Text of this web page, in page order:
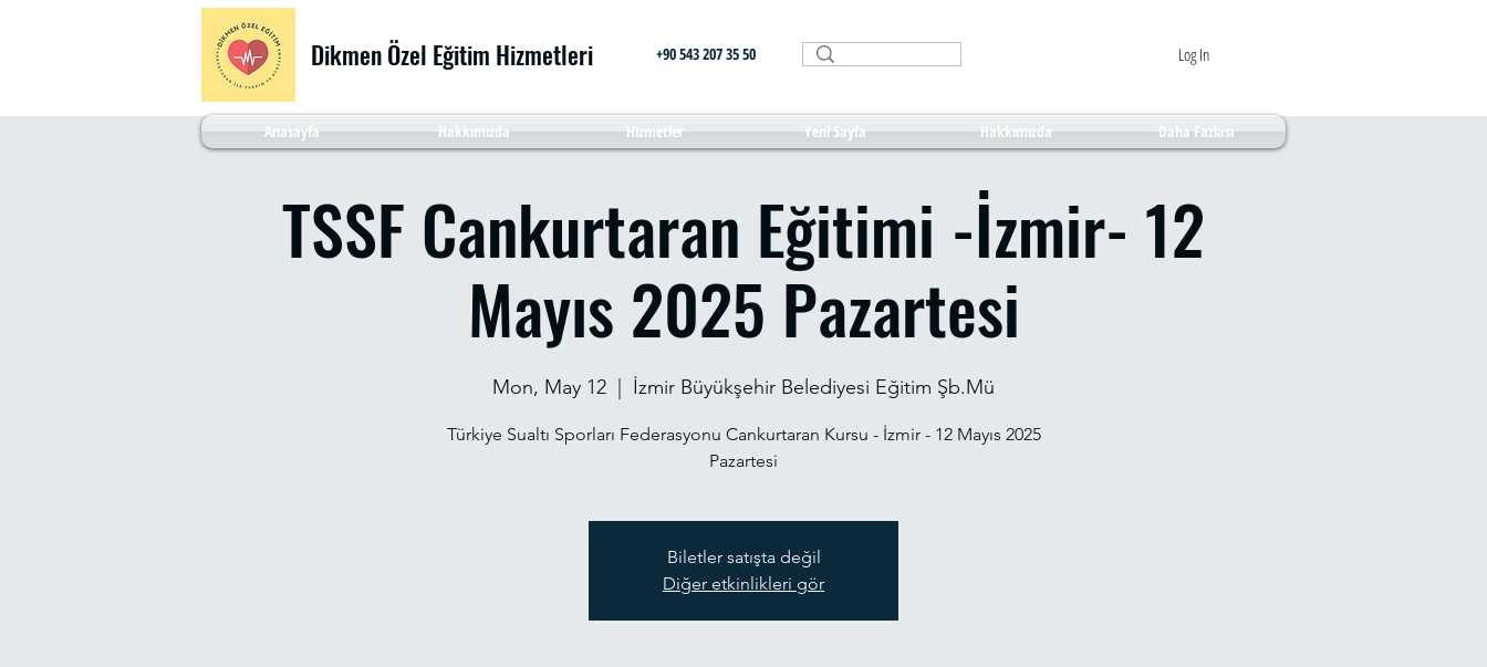
Dikmen Özel Eğitim Hizmetleri +90 543 207 35 50 Log In
Anasayfa Hakkımızda Hizmetler Yeni Sayfa Hakkımızda Daha Fazlası
TSSF Cankurtaran Eğitimi -İzmir- 12
Mayıs 2025 Pazartesi
Mon, May 12 İzmir Büyükşehir Belediyesi Eğitim Şb.Mü
Türkiye Sualtı Sporları Federasyonu Cankurtaran Kursu - İzmir - 12 Mayıs 2025
Pazartesi
Biletler satışta değil
Diğer etkinlikleri gör